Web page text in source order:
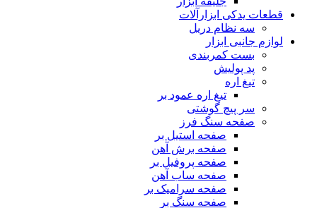
قطعات یدکی ابزارآلات
سه نظام دریل
لوازم جانبی ابزار
بست کمربندی
پد پولیش
تیغ اره
تیغ اره عمود بر
سر پیچ گوشتی
صفحه سنگ فرز
صفحه استیل بر
صفحه برش آهن
صفحه پروفیل بر
صفحه ساب آهن
صفحه سرامیک بر
صفحه سنگ بر